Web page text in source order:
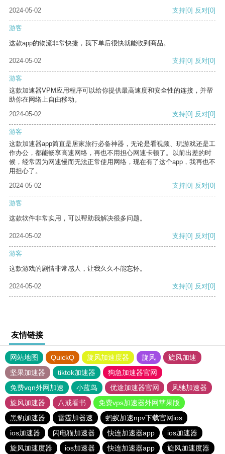
2024-05-02 支持[0] 反对[0]
游客
这款app的物流非常快捷，我下单后很快就能收到商品。
2024-05-02 支持[0] 反对[0]
游客
这款加速器VPM应用程序可以给你提供最高速度和安全性的连接，并帮
助你在网络上自由移动。
2024-05-02
支持[0] 反对[0]
游客
这款加速器app简直是居家旅行必备神器，无论是看视频、玩游戏还是工
作办公，都能畅享高速网络，再也不用担心网速卡顿了。以前出差的时
候，经常因为网速慢而无法正常使用网络，现在有了这个app，我再也不
用担心了。
2024-05-02
支持[0] 反对[0]
游客
这款软件非常实用，可以帮助我解决很多问题。
2024-05-02 支持[0] 反对[0]
游客
这款游戏的剧情非常感人，让我久久不能忘怀。
2024-05-02 支持[0] 反对[0]
友情链接
网站地图 QuickQ 旋风加速度器 旋风
旋风加速
坚果加速器
tiktok加速器
狗急加速器官网
免费vqn外网加速
小蓝鸟 优途加速器官网
风驰加速器
旋风加速器
八戒看书
免费vps加速器外网苹果版
黑豹加速器
雷霆加器速
蚂蚁加速npv下载官网ios
ios加速器
闪电猫加速器 快连加速器app
ios加速器
旋风加速度器
ios加速器 快连加速器app 旋风加速度器